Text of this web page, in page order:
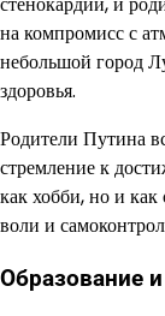
на компромисс с
небольшой город
здоровья.
Родители Путина
стремление к
как хобби, но и
воли и
Образование